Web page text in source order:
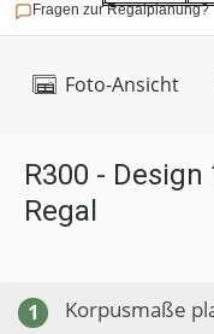
Foto-Ansicht
Fragen zur Regalplanung?
R300 - Design
Regal
1 Korpusmaße